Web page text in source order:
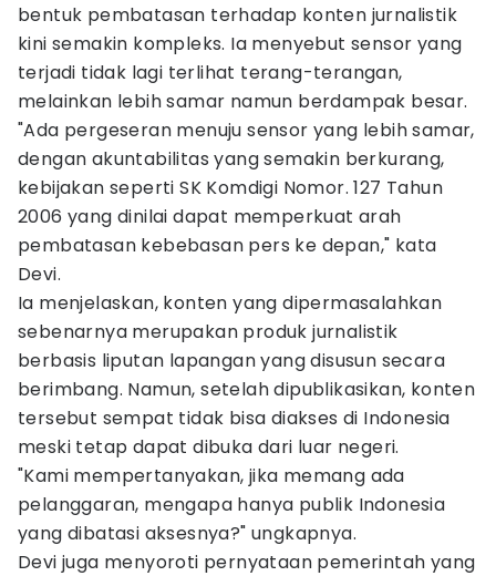
bentuk pembatasan terhadap konten jurnalistik
kini semakin kompleks. Ia menyebut sensor yang
terjadi tidak lagi terlihat terang-terangan,
melainkan lebih samar namun berdampak besar.
"Ada pergeseran menuju sensor yang lebih samar,
dengan akuntabilitas yang semakin berkurang,
kebijakan seperti SK Komdigi Nomor. 127 Tahun
2006 yang dinilai dapat memperkuat arah
pembatasan kebebasan pers ke depan," kata
Devi.
Ia menjelaskan, konten yang dipermasalahkan
sebenarnya merupakan produk jurnalistik
berbasis liputan lapangan yang disusun secara
berimbang. Namun, setelah dipublikasikan, konten
tersebut sempat tidak bisa diakses di Indonesia
meski tetap dapat dibuka dari luar negeri.
"Kami mempertanyakan, jika memang ada
pelanggaran, mengapa hanya publik Indonesia
yang dibatasi aksesnya?" ungkapnya.
Devi juga menyoroti pernyataan pemerintah yang